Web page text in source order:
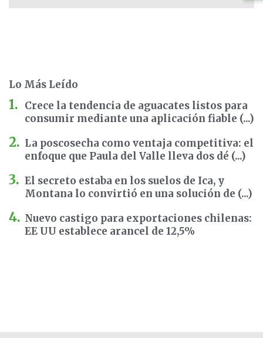
Lo Más Leído
Crece la tendencia de aguacates listos para
consumir mediante una aplicación fiable (...)
La poscosecha como ventaja competitiva: el
enfoque que Paula del Valle lleva dos dé (...)
El secreto estaba en los suelos de Ica, y
Montana lo convirtió en una solución de (...)
Nuevo castigo para exportaciones chilenas:
EE UU establece arancel de 12,5%